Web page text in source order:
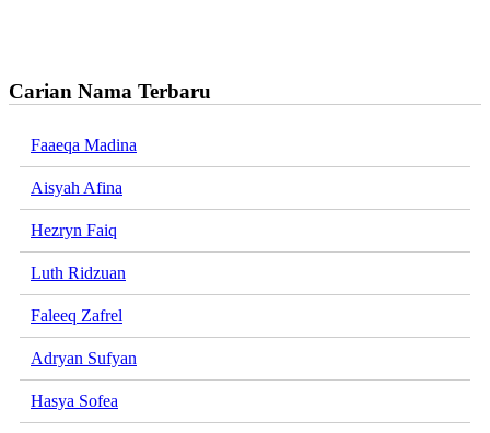
Carian Nama Terbaru
Faaeqa Madina
Aisyah Afina
Hezryn Faiq
Luth Ridzuan
Faleeq Zafrel
Adryan Sufyan
Hasya Sofea